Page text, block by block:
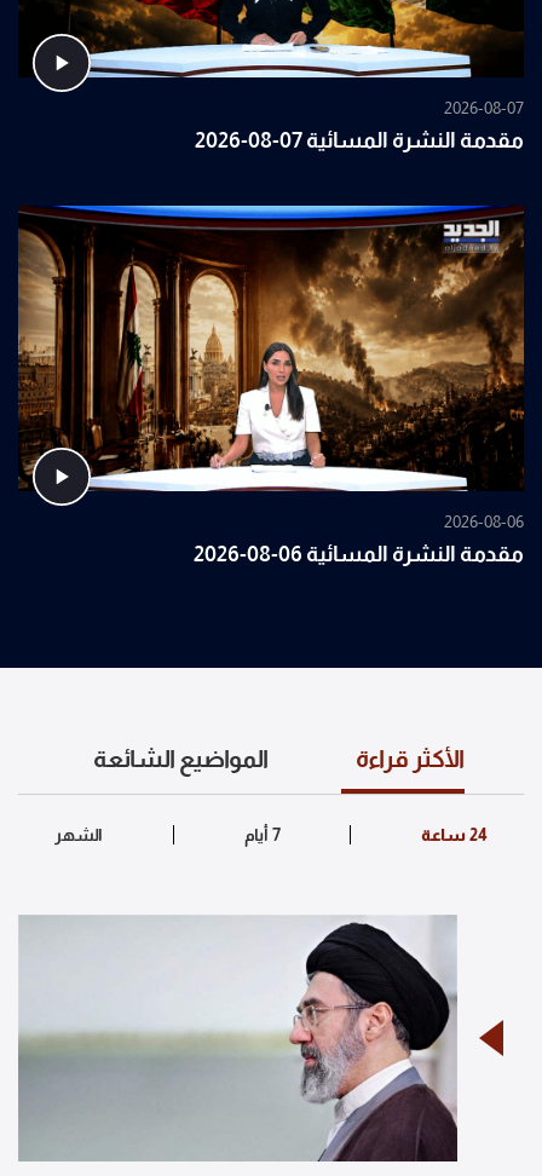
2026-08-07
مقدمة النشرة المسائية 07-08-2026
2026-08-06
مقدمة النشرة المسائية 06-08-2026
الأكثر قراءة المواضيع الشائعة